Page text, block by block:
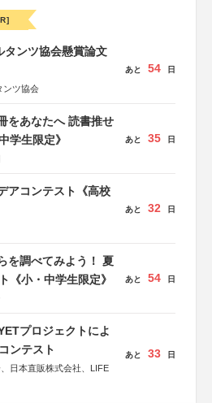
タンツ協会懸賞論文
ンツ協会
あと 54 日
をあなたへ 読書推せ
学生限定》
あと 35 日
アコンテスト《高校
あと 32 日
を調べてみよう！ 夏
《小・中学生限定》
あと 54 日
プロジェクトによ
ンテスト
日本直販株式会社、LIFE
あと 33 日